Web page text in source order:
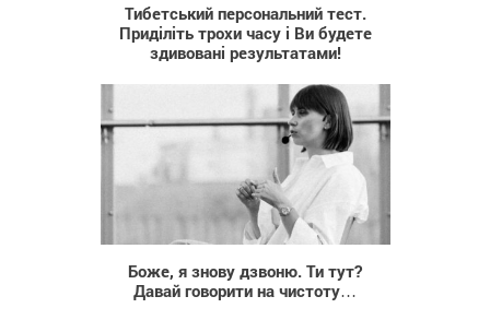
Тибетський персональний тест.
Приділіть трохи часу і Ви будете
здивовані результатами!
390
Боже, я знову дзвоню. Ти тут?
Давай говорити на чистоту…